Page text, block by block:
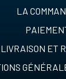
LA
LIVRAISON ET